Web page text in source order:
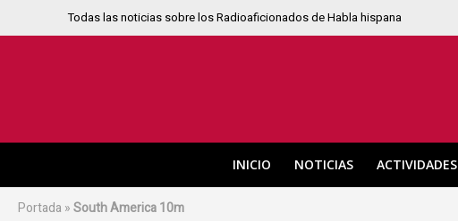
Todas las noticias sobre los Radioaficionados de Habla hispana
INICIO NOTICIAS ACTIVIDADES
Portada »South America 10m